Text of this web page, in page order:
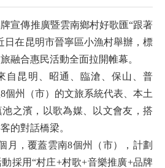
傳推廣暨雲南鄉村好歌匯“跟著
日在昆明市晉寧區小漁村舉辦，標
融合惠民活動全面拉開帷幕。
昆明、昭通、臨滄、保山、普
個州（市）的文旅系統代表、本土
之濱，以歌為媒、以文會友，搭
的對話橋梁。
，覆蓋雲南8個州（市），計劃
採用“村庄+村歌+音樂推廣+品牌